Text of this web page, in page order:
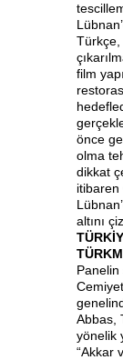
Türkçe,
film
önce
olma
dikkat
itibaren
altını
Panelin
Abbas,
yönelik
“Akkar